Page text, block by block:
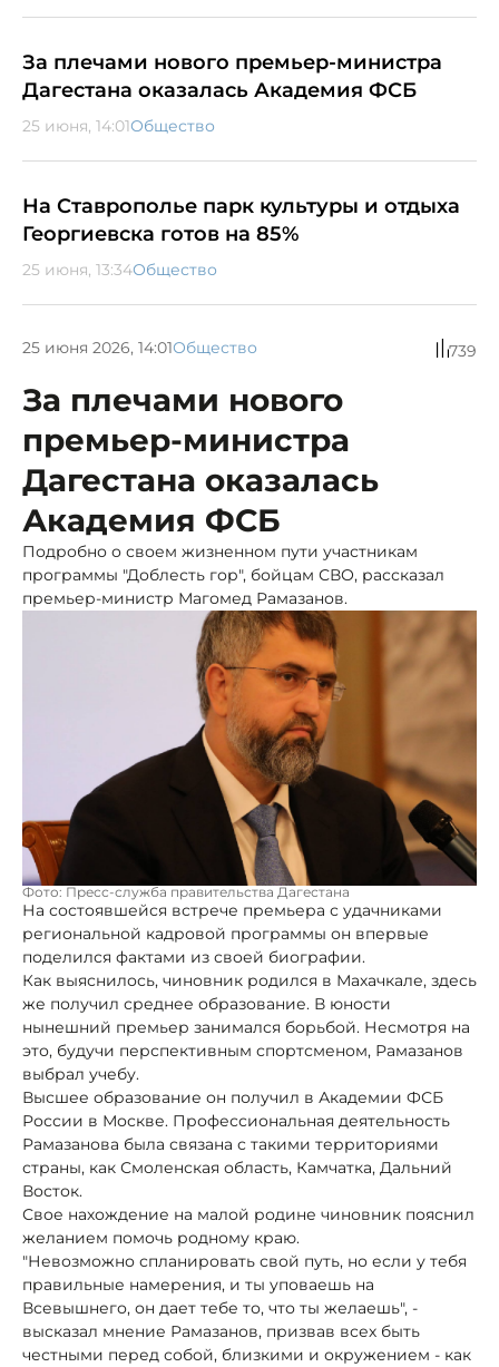
За плечами нового премьер-министра
Дагестана оказалась Академия ФСБ
25 июня, 14:01Общество
На Ставрополье парк культуры и отдыха
Георгиевска готов на 85%
25 июня, 13:34Общество
25 июня 2026, 14:01Общество 739
За плечами нового
премьер-министра
Дагестана оказалась
Академия ФСБ
Подробно о своем жизненном пути участникам
программы "Доблесть гор", бойцам СВО, рассказал
премьер-министр Магомед Рамазанов.
Фото: Пресс-служба правительства Дагестана
На состоявшейся встрече премьера с удачниками
региональной кадровой программы он впервые
поделился фактами из своей биографии.
Как выяснилось, чиновник родился в Махачкале, здесь
же получил среднее образование. В юности
нынешний премьер занимался борьбой. Несмотря на
это, будучи перспективным спортсменом, Рамазанов
выбрал учебу.
Высшее образование он получил в Академии ФСБ
России в Москве. Профессиональная деятельность
Рамазанова была связана с такими территориями
страны, как Смоленская область, Камчатка, Дальний
Восток.
Свое нахождение на малой родине чиновник пояснил
желанием помочь родному краю.
"Невозможно спланировать свой путь, но если у тебя
правильные намерения, и ты уповаешь на
Всевышнего, он дает тебе то, что ты желаешь", -
высказал мнение Рамазанов, призвав всех быть
честными перед собой, близкими и окружением - как